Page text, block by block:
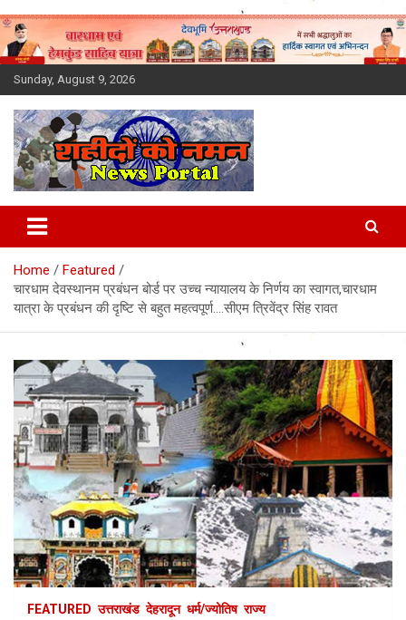
Skip
to
content
Sunday, August 9, 2026
Latest News Today, Breaking
News, Uttarakhand News in
Hindi
Home
Featured
चारधाम देवस्थानम प्रबंधन बोर्ड पर उच्च न्यायालय के निर्णय का स्वागत,चारधाम
यात्रा के प्रबंधन की दृष्टि से बहुत महत्वपूर्ण….सीएम त्रिवेंद्र सिंह रावत
FEATURED उत्तराखंड देहरादून धर्म/ज्योतिष राज्य